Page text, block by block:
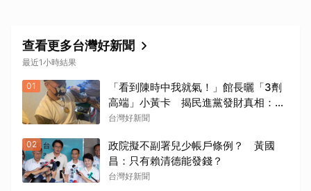
查看更多台灣好新聞
最近1小時結果
01
「看到陳時中我就氣！」館長曬「3劑
高端」小黃卡 揭民進黨發財真相：青
鳥全失智了嗎？
台灣好新聞
02
政院擬不副署兒少帳戶條例？ 黃國
昌：只有賴清德能發錢？
台灣好新聞